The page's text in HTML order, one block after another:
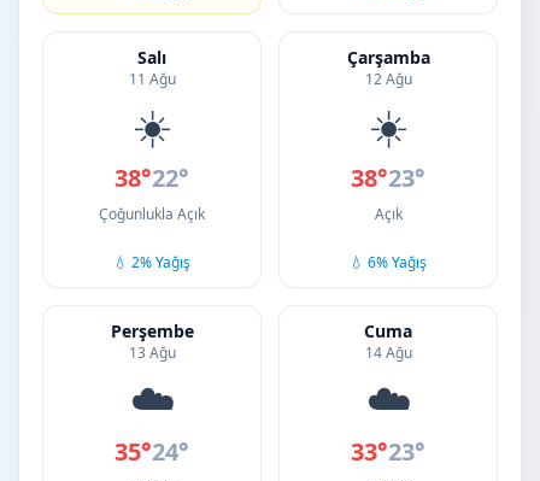
Salı
11 Ağu
☀️
38°22°
Çoğunlukla Açık
💧 2% Yağış
Çarşamba
12 Ağu
☀️
38°23°
Açık
💧 6% Yağış
Perşembe
13 Ağu
☁️
35°24°
Cuma
14 Ağu
☁️
33°23°